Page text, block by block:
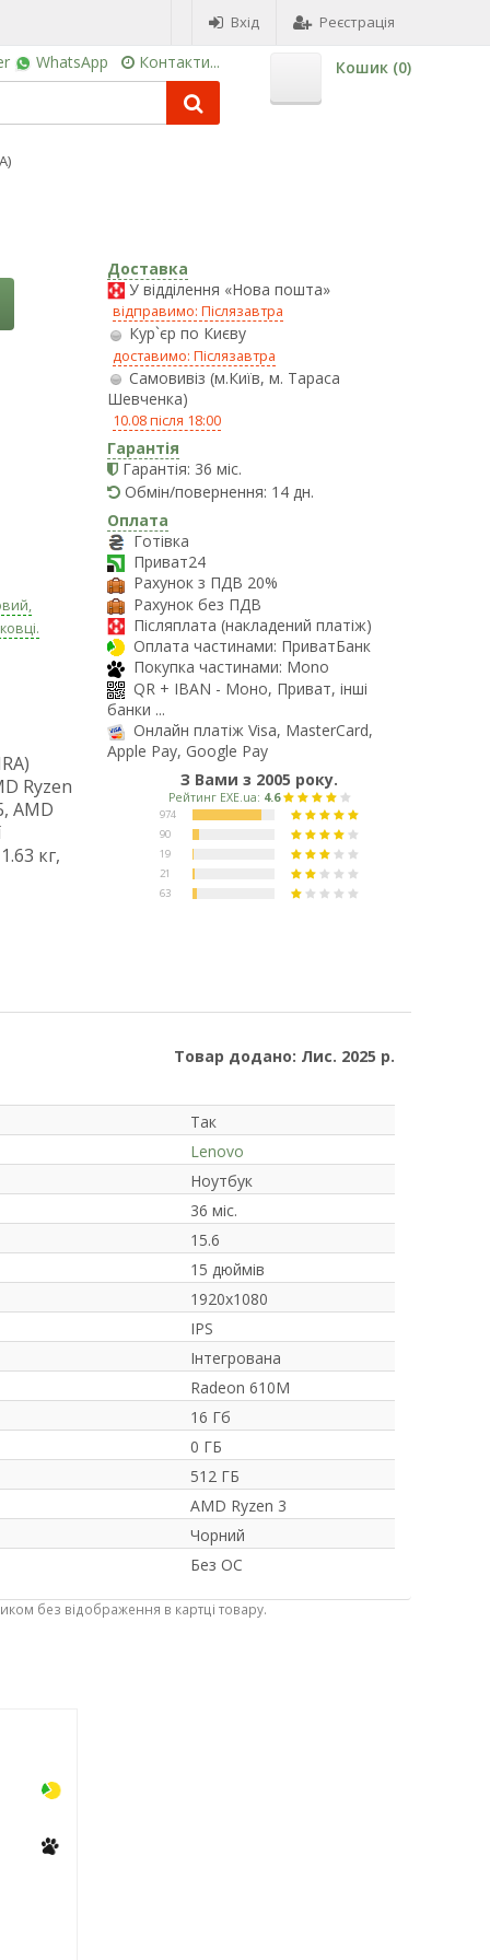
Вхід Реєстрація
WhatsApp Контакти... Кошик (0)
Ryzen
AMD
кг,
Доставка
У відділення «Нова пошта»
відправимо: Післязавтра
Кур`єр по Києву
доставимо: Післязавтра
Самовивіз (м.Київ, м. Тараса
Шевченка)
10.08 після 18:00
Гарантія
Гарантія: 36 міс.
Обмін/повернення: 14 дн.
Оплата
Готівка
Приват24
Рахунок з ПДВ 20%
Рахунок без ПДВ
Післяплата (накладений платіж)
Оплата частинами: ПриватБанк
Покупка частинами: Mono
QR + IBAN - Моно, Приват, інші
банки ...
Онлайн платіж Visa, MasterCard,
Apple Pay, Google Pay
З Вами з 2005 року.
Товар додано: Лис. 2025 р.
Так
Lenovo
Ноутбук
36 міс.
15.6
15 дюймів
1920x1080
IPS
Інтегрована
Radeon 610M
16 Гб
0 ГБ
512 ГБ
AMD Ryzen 3
Чорний
Без ОС
без відображення в картці товару.